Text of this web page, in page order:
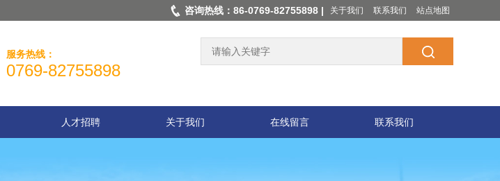
咨询热线：86-0769-82755898 | 关于我们 联系我们 站点地图
服务热线：
0769-82755898
人才招聘 关于我们 在线留言 联系我们